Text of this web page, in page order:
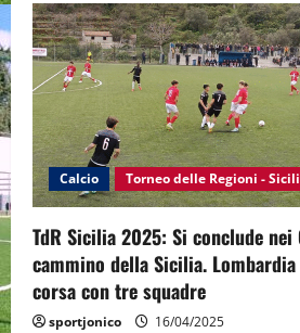
Regioni
Sicilia:
conquistano
le
finali
U15
Lazio-
Marche,
U17
Lombardia-
Emilia
Romagna,
U19
Friuli-
Piemonte
V.A.,
Femminile
Veneto-
Lombardia
Calcio Torneo delle Regioni -
TdR Sicilia 2025: Si conclude
cammino della Sicilia.
corsa con tre squadre
sportjonico 16/04/2025